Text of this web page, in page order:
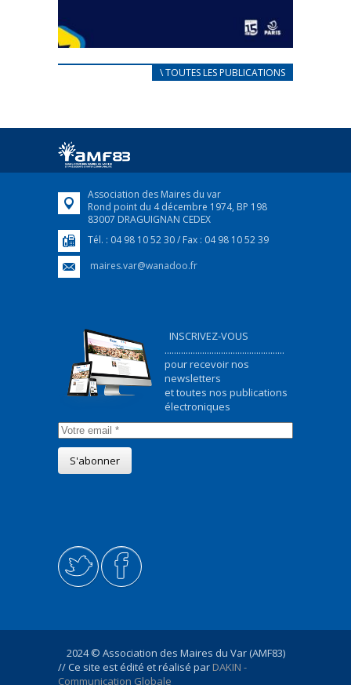
CARNET D’ACCUEIL
Afin d’accompagner au mieux les réfugiés
FEUILLETER
\ TOUTES LES PUBLICATIONS
Association des Maires du var
Rond point du 4 décembre 1974, BP 198
83007 DRAGUIGNAN CEDEX
Tél. : 04 98 10 52 30 / Fax : 04 98 10 52 39
maires.var@wanadoo.fr
INSCRIVEZ-VOUS
...................................................
pour recevoir nos
newsletters
et toutes nos publications
électroniques
2024 © Association des Maires du Var (AMF83)
// Ce site est édité et réalisé par DAKIN -
Communication Globale